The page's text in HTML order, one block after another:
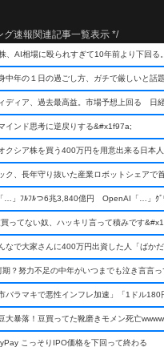
グ速報関連記事一覧表示 */
、AI相場に殴られすぎて10年前より下回る
中年の１日の過ごし方、ガチで厳しいと話
ディア、過去最高益。市場予想上回る 日
インド思考に逆戻りする&#x1f97a;
…」ﾌﾙﾌﾙつ6兆3,840億円 OpenAI「…」ｸﾞﾜ
大暴落！豆買ってた靴磨きモメン死亡
こっそりIPO価格を下回って終わる